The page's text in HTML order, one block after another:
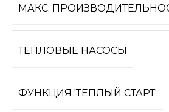
МАКС.
ТЕПЛОВЫЕ НАСОСЫ
ФУНКЦИЯ 'ТЕПЛЫЙ СТАРТ'